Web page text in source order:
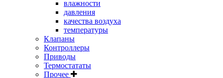
влажности
давления
качества воздуха
температуры
Клапаны
Контроллеры
Приводы
Термостататы
Прочее